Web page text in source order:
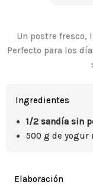
Un postre fresco,
Perfecto para los
Ingredientes
1/2 sandía sin
500 g de yogur
Elaboración